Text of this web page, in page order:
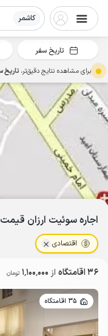
کاشمر
اجاره سوئیت ارزان
اقتصادی
36 اقامتگاه از 1٬100٬000 تومان
35 اقامتگاه
تاریخ سفر
برای مشاهده نتایج دقیق‌تر، تاریخ